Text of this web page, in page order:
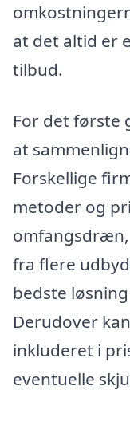
at det altid er
tilbud.
For det første
at
Forskellige
metoder og
fra flere
bedste
Derudover
inkluderet i
eventuelle